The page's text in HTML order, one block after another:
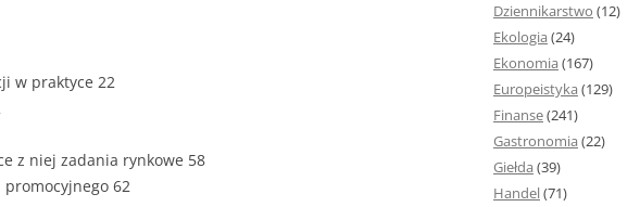
ESTETYKA PRACY DYPLOMOWEJ –
WYRÓŻNIENIA, NUMEROWANIE
CZCIONKA, MARGINESY I
WIELKOŚĆ STRON
STRUKTURA AKAPITU W PRACY
DYPLOMOWEJ
w praktyce 22
z niej zadania rynkowe 58
62
Dziennikarstwo (12)
Ekologia (24)
Ekonomia (167)
Europeistyka (129)
Finanse(241)
Gastronomia (22)
Giełda (39)
Handel(71)